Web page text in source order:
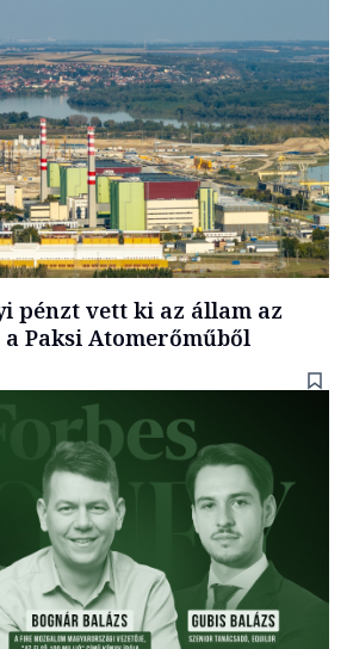
pénzt vett ki az állam az
Paksi Atomerőműből